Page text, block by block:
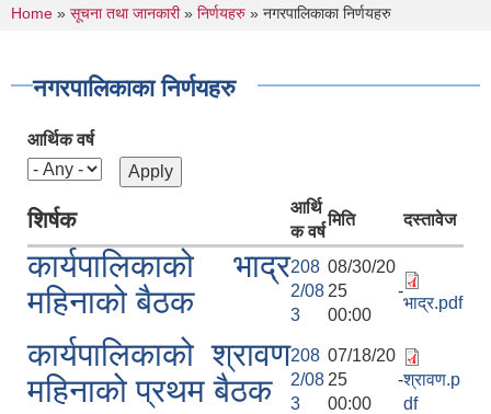
You are here
Home » सूचना तथा जानकारी» निर्णयहरु » नगरपालिकाका निर्णयहरु
नगरपालिकाका निर्णयहरु
आर्थिक वर्ष
शिर्षक
आर्थि
क वर्ष
मिति दस्तावेज
कार्यपालिकाको भाद्र
महिनाको बैठक
208
2/08
3
08/30/20
25 -
00:00
भाद्र.pdf
कार्यपालिकाको श्रावण
महिनाको प्रथम बैठक
208
2/08
3
07/18/20
25 -
00:00
श्रावण.p
df